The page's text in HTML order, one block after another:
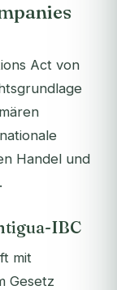
Act von
Handel und
IBC
mit
Gesetz